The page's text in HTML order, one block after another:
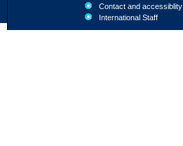
Contact and accessiblity
International Staff